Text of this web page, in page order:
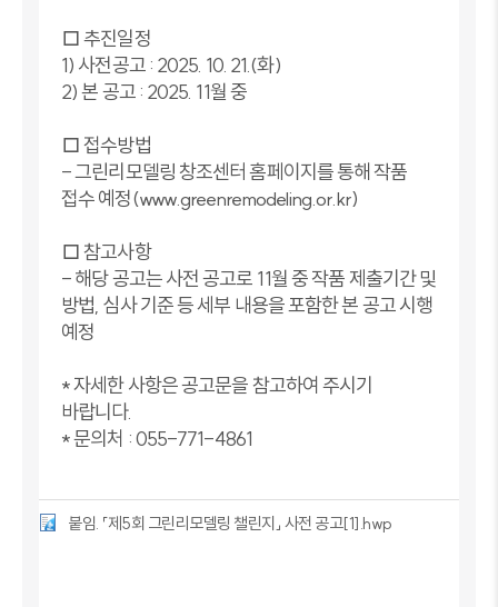
□ 추진일정
1) 사전공고 : 2025. 10. 21.(화)
2) 본 공고 : 2025. 11월 중
□ 접수방법
- 그린리모델링 창조센터 홈페이지를 통해 작품
접수 예정(www.greenremodeling.or.kr)
□ 참고사항
- 해당 공고는 사전 공고로 11월 중 작품 제출기간 및
방법, 심사 기준 등 세부 내용을 포함한 본 공고 시행
예정
* 자세한 사항은 공고문을 참고하여 주시기
바랍니다.
* 문의처 : 055-771-4861
붙임. 「제5회 그린리모델링 챌린지」 사전 공고[1].hwp